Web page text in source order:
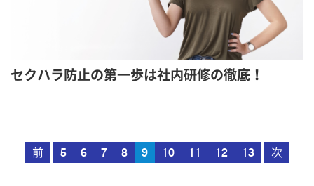
セクハラ防止の第一歩は社内研修の徹底！
前 5 6 7 8 9 10 11 12 13 次